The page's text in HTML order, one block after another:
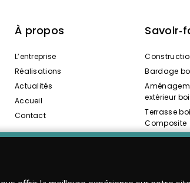
À propos
L’entreprise
Réalisations
Actualités
Accueil
Contact
Bardage
extérieur
Terrasse
Composite
Spas /